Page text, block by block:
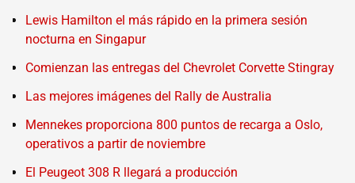
Lewis Hamilton el más rápido en la primera sesión
nocturna en Singapur
Comienzan las entregas del Chevrolet Corvette Stingray
Las mejores imágenes del Rally de Australia
Mennekes proporciona 800 puntos de recarga a Oslo,
operativos a partir de noviembre
El Peugeot 308 R llegará a producción